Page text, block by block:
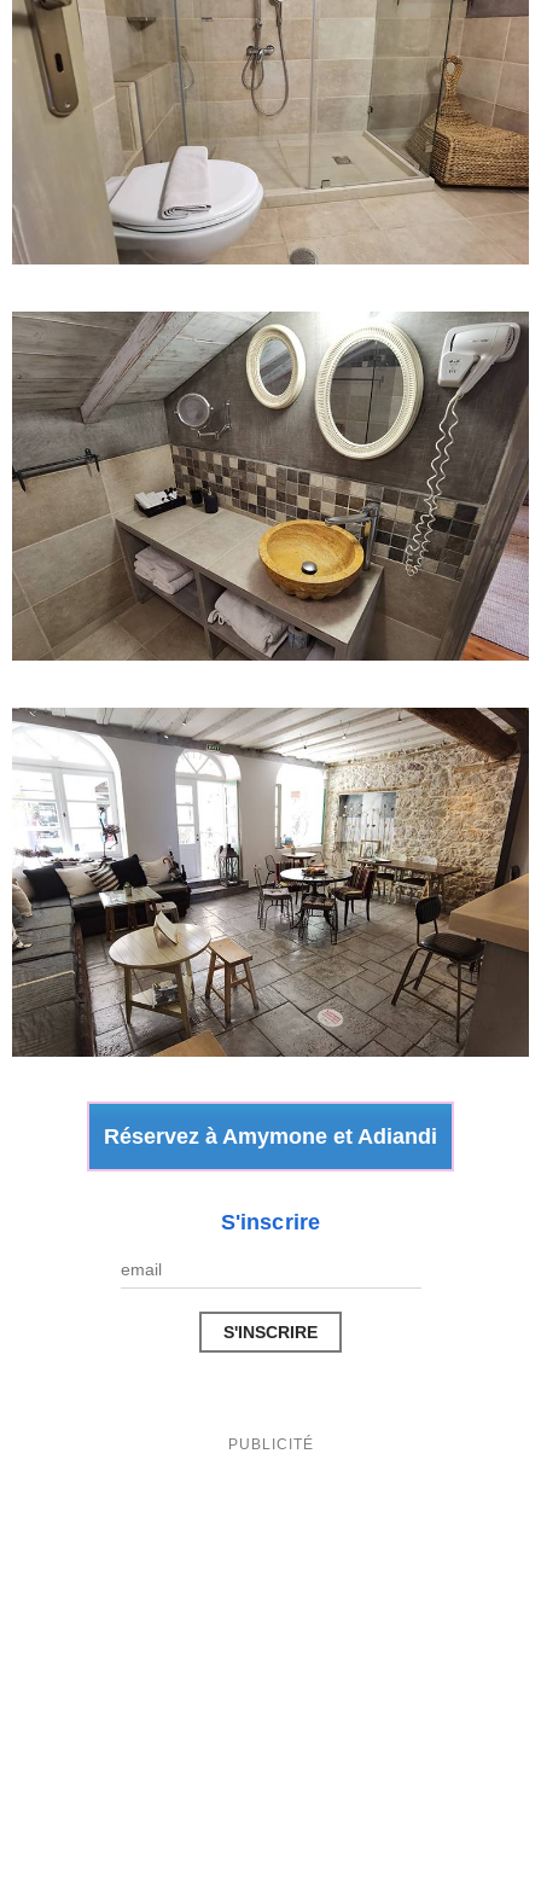
Réservez à Amymone et Adiandi
S'inscrire